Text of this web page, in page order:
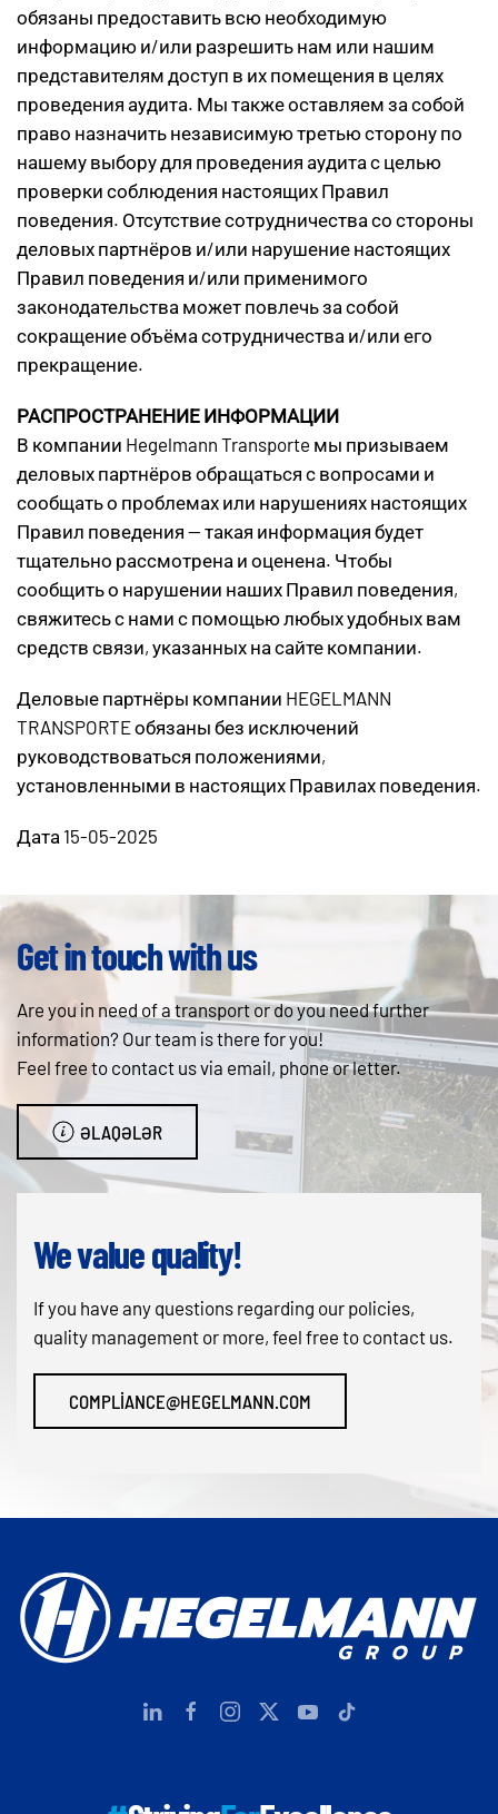
обязаны предоставить всю необходимую
информацию и/или разрешить нам или нашим
представителям доступ в их помещения в целях
проведения аудита. Мы также оставляем за собой
право назначить независимую третью сторону по
нашему выбору для проведения аудита с целью
проверки соблюдения настоящих Правил
поведения. Отсутствие сотрудничества со стороны
деловых партнёров и/или нарушение настоящих
Правил поведения и/или применимого
законодательства может повлечь за собой
сокращение объёма сотрудничества и/или его
прекращение.
РАСПРОСТРАНЕНИЕ ИНФОРМАЦИИ
В компании Hegelmann Transporte мы призываем
деловых партнёров обращаться с вопросами и
сообщать о проблемах или нарушениях настоящих
Правил поведения — такая информация будет
тщательно рассмотрена и оценена. Чтобы
сообщить о нарушении наших Правил поведения,
свяжитесь с нами с помощью любых удобных вам
средств связи, указанных на сайте компании.
Деловые партнёры компании HEGELMANN
TRANSPORTE обязаны без исключений
руководствоваться положениями,
установленными в настоящих Правилах поведения.
Дата 15-05-2025
Get in touch with us
Are you in need of a transport or do you need further
information? Our team is there for you!
Feel free to contact us via email, phone or letter.
ƏLAQƏLƏR
We value quality!
If you have any questions regarding our policies,
quality management or more, feel free to contact us.
COMPLIANCE@HEGELMANN.COM